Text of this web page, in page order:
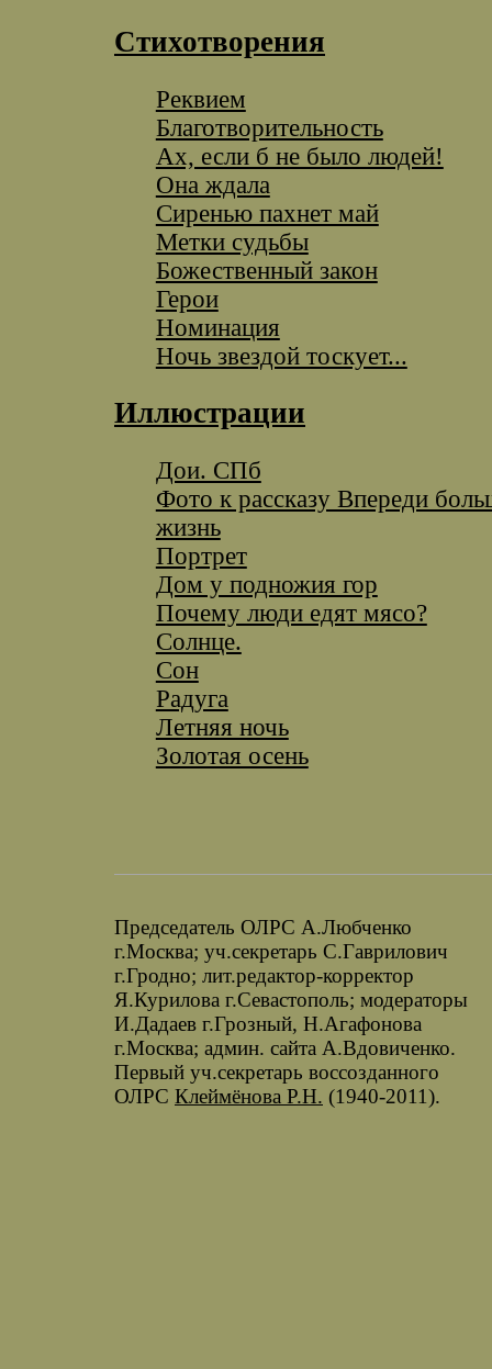
Стихотворения
Реквием
Благотворительность
Ах, если б не было людей!
Она ждала
Сиренью пахнет май
Метки судьбы
Божественный закон
Герои
Номинация
Ночь звездой тоскует...
Иллюстрации
Дои. СПб
Фото к рассказу Впереди
жизнь
Портрет
Дом у подножия гор
Почему люди едят мясо?
Солнце.
Сон
Радуга
Летняя ночь
Золотая осень
Председатель ОЛРС А.Любченко
г.Москва; уч.секретарь С.Гаврилович
г.Гродно; лит.редактор-корректор
Я.Курилова г.Севастополь; модераторы
И.Дадаев г.Грозный, Н.Агафонова
г.Москва; админ. сайта А.Вдовиченко.
Первый уч.секретарь воссозданного
ОЛРС Клеймёнова Р.Н. (1940-2011).